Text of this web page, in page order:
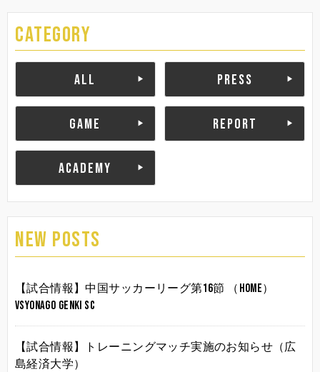
CATEGORY
ALL PRESS
GAME REPORT
ACADEMY
NEW POSTS
【試合情報】中国サッカーリーグ第16節 （HOME）
vsYonago Genki SC
【試合情報】トレーニングマッチ実施のお知らせ（広
島経済大学）